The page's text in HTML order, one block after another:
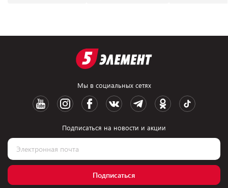
Мы в социальных сетях
Подписаться на новости и акции
Подписаться